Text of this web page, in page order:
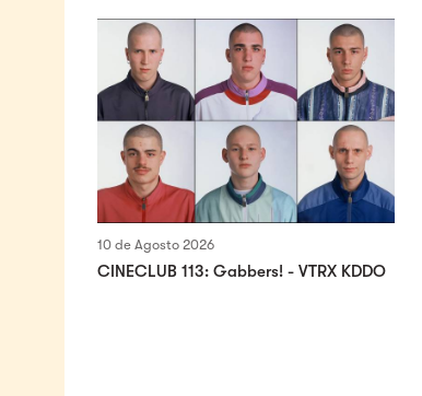
10 de Agosto 2026
CINECLUB 113: Gabbers! - VTRX KDDO